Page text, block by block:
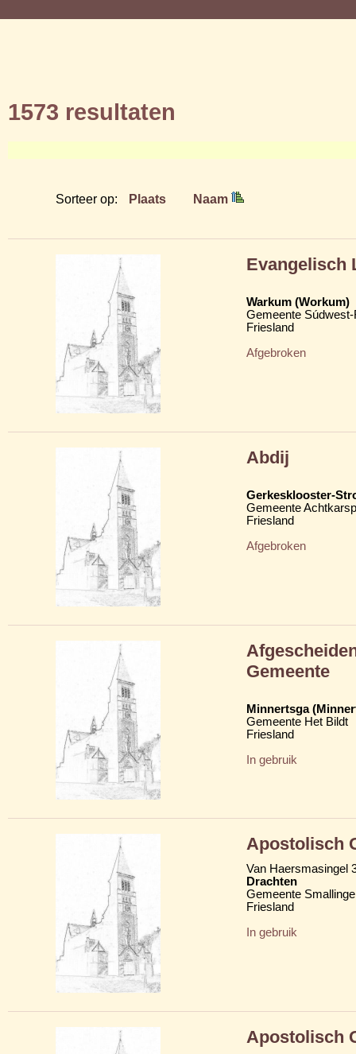
1573 resultaten
Sorteer op: Plaats Naam
Evangelisch
Warkum (Workum)
Gemeente
Friesland
Afgebroken
Abdij
Gerkesklooster-
Gemeente
Friesland
Afgebroken
Gemeente
Minnertsga
Gemeente Het Bildt
Friesland
In gebruik
Apostolisch
Van Haersmasingel
Drachten
Gemeente
Friesland
In gebruik
Apostolisch